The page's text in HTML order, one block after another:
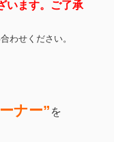
います。ご了承
わせください。
ナー” を